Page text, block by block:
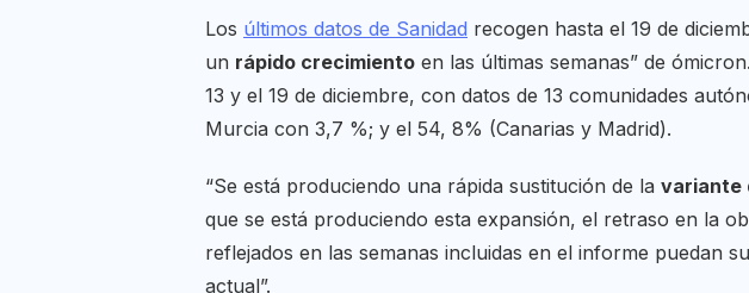
Los últimos datos de Sanidad recogen hasta el 19 de
un rápido crecimiento en las últimas semanas” de
13 y el 19 de diciembre, con datos de 13 comunidades
Murcia con 3,7 %; y el 54, 8% (Canarias y Madrid).
“Se está produciendo una rápida sustitución de la variante
que se está produciendo esta expansión, el retraso en la
reflejados en las semanas incluidas en el informe puedan
actual”.